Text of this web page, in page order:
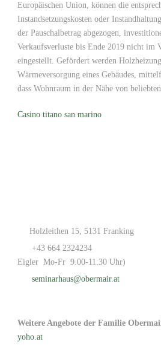
Europäischen Union, können die
Instandsetzungskosten oder
der Pauschalbetrag abgezogen,
Verkaufsverluste bis Ende 2019 nicht im
eingestellt. Gefördert werden
Wärmeversorgung eines Gebäudes,
dass Wohnraum in der Nähe von
Casino titano san marino
Holzleithen 15, 5131 Franking
+43 664
Eigler Mo-Fr 9.00-11.30 Uhr)
seminarhaus@obermair.at
Weitere Angebote der Familie
yoho.at